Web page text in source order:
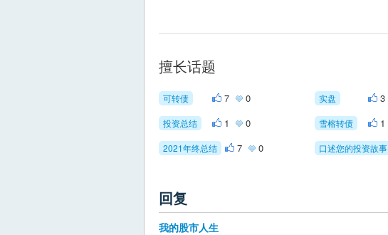
擅长话题
可转债 7 0 实盘 3
投资总结 1 0 雪榕转债 1
2021年终总结 7 0 口述您的投资故事
回复
我的股市人生